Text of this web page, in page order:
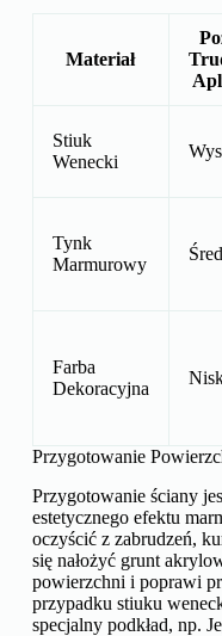
Materiał
Stiuk
Wenecki
Tynk
Marmurowy
Farba
Dekoracyjna
Przygotowanie
Przygotowanie ściany
estetycznego efektu
oczyścić z zabrudzeń,
się nałożyć grunt
powierzchni i poprawi
przypadku stiuku
specjalny podkład, np.